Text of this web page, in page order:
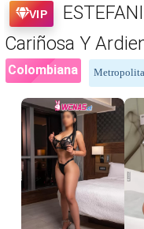
VIP
Cariñosa Y
Colombiana